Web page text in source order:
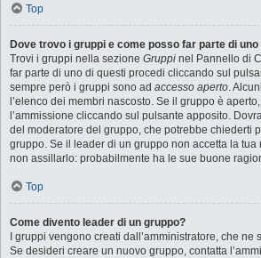
Top
Dove trovo i gruppi e come posso far parte di
Trovi i gruppi nella sezione Gruppi nel Pannello di
far parte di uno di questi procedi cliccando sul
sempre però i gruppi sono ad accesso aperto.
l’elenco dei membri nascosto. Se il gruppo è
l’ammissione cliccando sul pulsante apposito.
del moderatore del gruppo, che potrebbe chiederti
gruppo. Se il leader di un gruppo non accetta la tua
non assillarlo: probabilmente ha le sue buone
Top
Come divento leader di un gruppo?
I gruppi vengono creati dall’amministratore, che
Se desideri creare un nuovo gruppo, contatta